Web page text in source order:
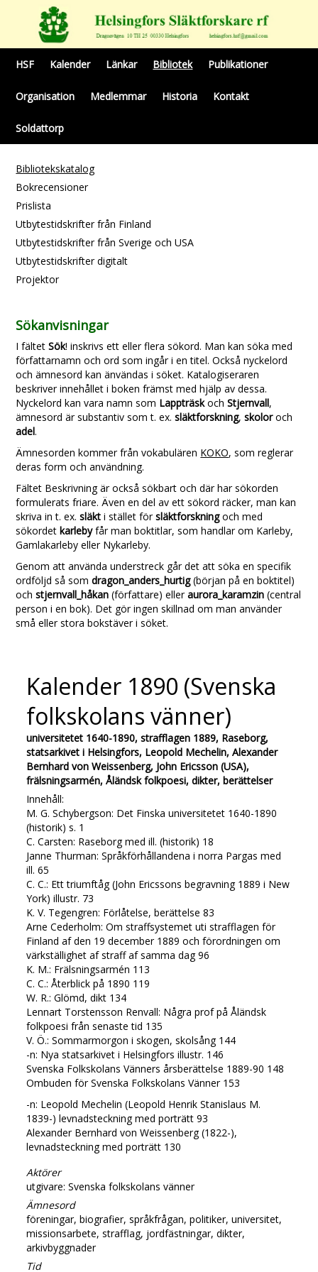
HSF Kalender Länkar Bibliotek Publikationer
Organisation Medlemmar Historia Kontakt
Soldattorp
Bibliotekskatalog
Bokrecensioner
Prislista
Utbytestidskrifter från Finland
Utbytestidskrifter från Sverige och USA
Utbytestidskrifter digitalt
Projektor
Sökanvisningar
I fältetSök! inskrivs ett eller flera sökord. Man kan söka med
författarnamn och ord som ingår i en titel. Också nyckelord
och ämnesord kan änvändas i söket. Katalogiseraren
beskriver innehållet i boken främst med hjälp av dessa.
Nyckelord kan vara namn som LappträskochStjernvall,
ämnesord är substantiv som t. ex.släktforskning,skoloroch
adel.
Ämnesorden kommer från vokabulären KOKO, som reglerar
deras form och användning.
Fältet Beskrivning är också sökbart och där har sökorden
formulerats friare. Även en del av ett sökord räcker, man kan
skriva in t. ex.släkti stället försläktforskningoch med
sökordetkarlebyfår man boktitlar, som handlar om Karleby,
Gamlakarleby eller Nykarleby.
Genom att använda understreck går det att söka en specifik
ordföljd så somdragon_anders_hurtig(början på en boktitel)
ochstjernvall_håkan (författare) elleraurora_karamzin (central
person i en bok). Det gör ingen skillnad om man använder
små eller stora bokstäver i söket.
Kalender 1890 (Svenska
folkskolans vänner)
universitetet 1640-1890, strafflagen 1889, Raseborg,
statsarkivet i Helsingfors, Leopold Mechelin, Alexander
Bernhard von Weissenberg, John Ericsson (USA),
frälsningsarmén, Åländsk folkpoesi, dikter, berättelser
Innehåll:
M. G. Schybergson: Det Finska universitetet 1640-1890
(historik) s. 1
C. Carsten: Raseborg med ill. (historik) 18
Janne Thurman: Språkförhållandena i norra Pargas med
ill. 65
C. C.: Ett triumftåg (John Ericssons begravning 1889 i New
York) illustr. 73
K. V. Tegengren: Förlåtelse, berättelse 83
Arne Cederholm: Om straffsystemet uti strafflagen för
Finland af den 19 december 1889 och förordningen om
värkställighet af straff af samma dag 96
K. M.: Frälsningsarmén 113
C. C.: Återblick på 1890 119
W. R.: Glömd, dikt 134
Lennart Torstensson Renvall: Några prof på Åländsk
folkpoesi från senaste tid 135
V. Ö.: Sommarmorgon i skogen, skolsång 144
-n: Nya statsarkivet i Helsingfors illustr. 146
Svenska Folkskolans Vänners årsberättelse 1889-90 148
Ombuden för Svenska Folkskolans Vänner 153
-n: Leopold Mechelin (Leopold Henrik Stanislaus M.
1839-) levnadsteckning med porträtt 93
Alexander Bernhard von Weissenberg (1822-),
levnadsteckning med porträtt 130
Aktörer
utgivare: Svenska folkskolans vänner
Ämnesord
föreningar, biografier, språkfrågan, politiker, universitet,
missionsarbete, strafflag, jordfästningar, dikter,
arkivbyggnader
Tid